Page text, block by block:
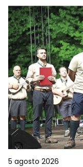
5 agosto 2026